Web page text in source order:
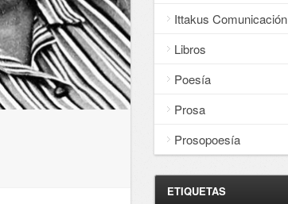
Ittakus Comunicación
Libros
Poesía
Prosa
Prosopoesía
ETIQUETAS